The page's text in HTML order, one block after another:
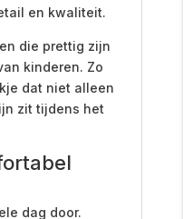
en kwaliteit.
die prettig zijn
kinderen. Zo
dat niet alleen
zit tijdens het
dag door.